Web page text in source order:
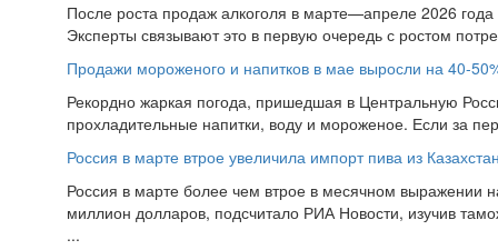
После роста продаж алкоголя в марте—апреле 2026
Эксперты связывают это в первую очередь с ростом
Продажи мороженого и напитков в мае выросли на 40-
Рекордно жаркая погода, пришедшая в Центральную
прохладительные напитки, воду и мороженое. Если за
Россия в марте втрое увеличила импорт пива из
Россия в марте более чем втрое в месячном выражении
миллион долларов, подсчитало РИА Новости, изучив
...